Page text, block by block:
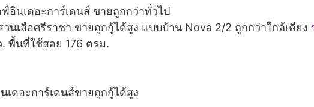
อินเดอะการ์เดนส์ ขายถูกกว่าทั่วไป
นเสือศรีราชา ขายถูกกู้ได้สูง แบบบ้าน Nova 2/2 ถูกกว่าใกล้เคียง
พื้นที่ใช้สอย 176 ตรม.
เดอะการ์เดนส์ขายถูกกู้ได้สูง